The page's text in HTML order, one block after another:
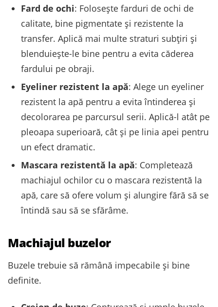
Fard de ochi: Folosește farduri de ochi de
calitate, bine pigmentate și rezistente la
transfer. Aplică mai multe straturi subțiri și
blenduiește-le bine pentru a evita căderea
fardului pe obraji.
Eyeliner rezistent la apă: Alege un eyeliner
rezistent la apă pentru a evita întinderea și
decolorarea pe parcursul serii. Aplică-l atât pe
pleoapa superioară, cât și pe linia apei pentru
un efect dramatic.
Mascara rezistentă la apă: Completează
machiajul ochilor cu o mascara rezistentă la
apă, care să ofere volum și alungire fără să se
întindă sau să se sfărâme.
Machiajul buzelor
Buzele trebuie să rămână impecabile și bine
definite.